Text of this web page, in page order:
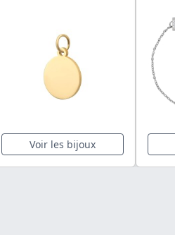
Voir les bijoux